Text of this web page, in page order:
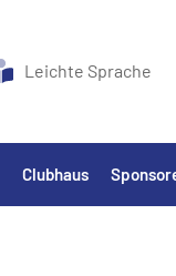
Leichte Sprache
Clubhaus